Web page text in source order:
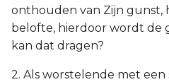
onthouden van Zijn gunst,
belofte, hierdoor wordt de
kan dat dragen?
2. Als worstelende met